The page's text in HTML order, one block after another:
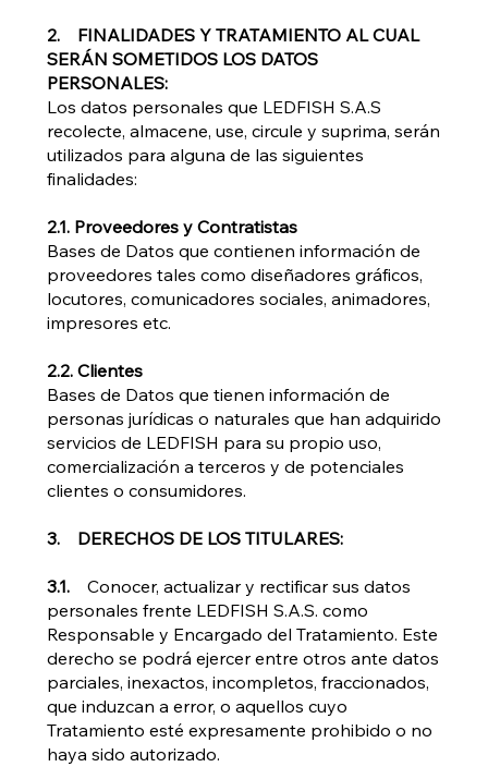
2. FINALIDADES Y TRATAMIENTO AL CUAL
SERÁN SOMETIDOS LOS DATOS
PERSONALES:
Los datos personales que LEDFISH S.A.S
recolecte, almacene, use, circule y suprima, serán
utilizados para alguna de las siguientes
finalidades:
2.1. Proveedores y Contratistas
Bases de Datos que contienen información de
proveedores tales como diseñadores gráficos,
locutores, comunicadores sociales, animadores,
impresores etc.
2.2. Clientes
Bases de Datos que tienen información de
personas jurídicas o naturales que han adquirido
servicios de LEDFISH para su propio uso,
comercialización a terceros y de potenciales
clientes o consumidores.
3. DERECHOS DE LOS TITULARES:
3.1.Conocer, actualizar y rectificar sus datos
personales frente LEDFISH S.A.S. como
Responsable y Encargado del Tratamiento. Este
derecho se podrá ejercer entre otros ante datos
parciales, inexactos, incompletos, fraccionados,
que induzcan a error, o aquellos cuyo
Tratamiento esté expresamente prohibido o no
haya sido autorizado.